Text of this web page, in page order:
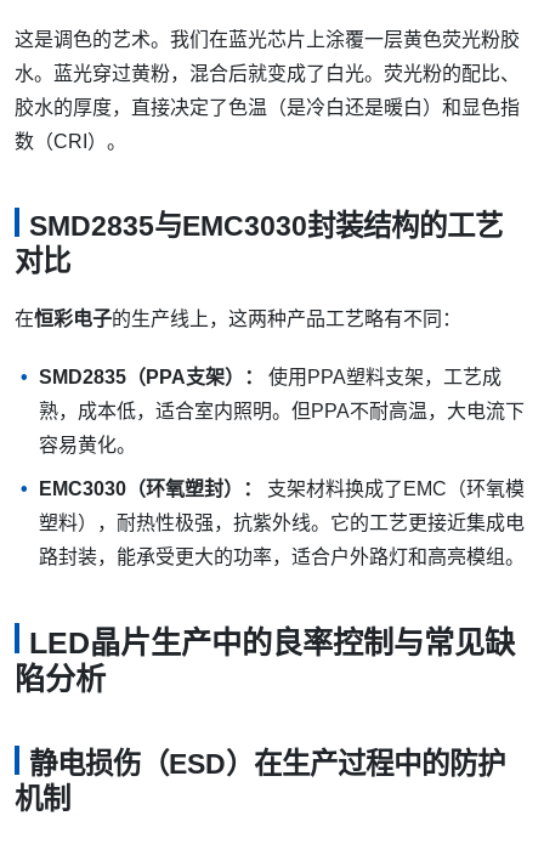
这是调色的艺术。我们在蓝光芯片上涂覆一层黄色荧光粉胶
水。蓝光穿过黄粉，混合后就变成了白光。荧光粉的配比、
胶水的厚度，直接决定了色温（是冷白还是暖白）和显色指
数（CRI）。
SMD2835与EMC3030封装结构的工艺
对比
在恒彩电子的生产线上，这两种产品工艺略有不同：
SMD2835（PPA支架）：
使用PPA塑料支架，工艺成
熟，成本低，适合室内照明。但PPA不耐高温，大电流下
容易黄化。
EMC3030（环氧塑封）：
支架材料换成了EMC（环氧模
塑料），耐热性极强，抗紫外线。它的工艺更接近集成电
路封装，能承受更大的功率，适合户外路灯和高亮模组。
LED晶片生产中的良率控制与常见缺
陷分析
静电损伤（ESD）在生产过程中的防护
机制